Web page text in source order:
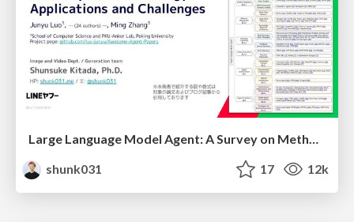
shunk031
17 12k